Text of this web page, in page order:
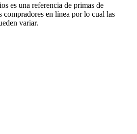
es una referencia de primas de
compradores en línea por lo cual las
variar.